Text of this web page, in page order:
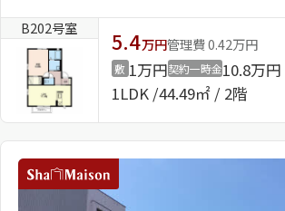
B202号室
5.4万円管理費 0.42万円
敷 1万円契約一時金10.8万円
1LDK 44.49㎡ / 2階